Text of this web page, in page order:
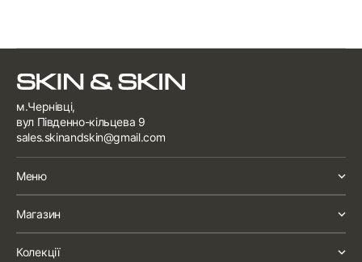
м.Чернівці,
вул Південно-кільцева 9
sales.skinandskin@gmail.com
Меню
Магазин
Колекції